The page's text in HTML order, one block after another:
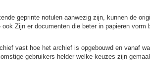
geprinte notulen aanwezig zijn, kunnen de
ook Zijn er documenten die beter in papieren vorm
vast hoe het archief is opgebouwd en vanaf
gebruikers helder welke keuzes zijn